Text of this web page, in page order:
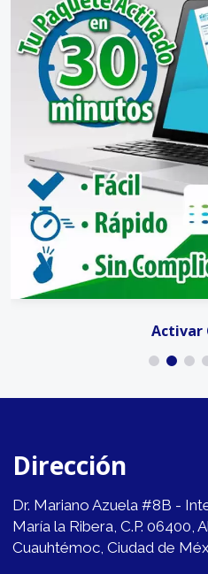
Activar
Dirección
Dr. Mariano Azuela #8B -
María la Ribera, C.P. 06400,
Cuauhtémoc, Ciudad de